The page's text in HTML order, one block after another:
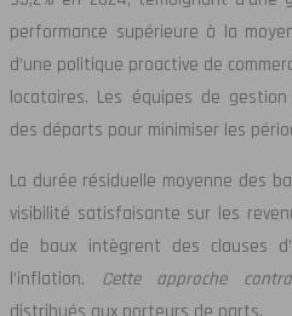
performance supérieure à la
d’une politique proactive de
locataires. Les équipes de
des départs pour minimiser les
La durée résiduelle moyenne des
visibilité satisfaisante sur les
de baux intègrent des clauses
l’inflation. Cette approche
distribués aux porteurs de parts.